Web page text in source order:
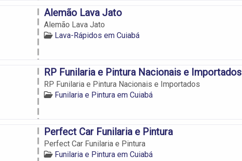
Alemão Lava Jato
Alemão Lava Jato
Lava-Rápidos em Cuiabá
RP Funilaria e Pintura Nacionais e Importados
RP Funilaria e Pintura Nacionais e Importados
Funilaria e Pintura em Cuiabá
Perfect Car Funilaria e Pintura
Perfect Car Funilaria e Pintura
Funilaria e Pintura em Cuiabá